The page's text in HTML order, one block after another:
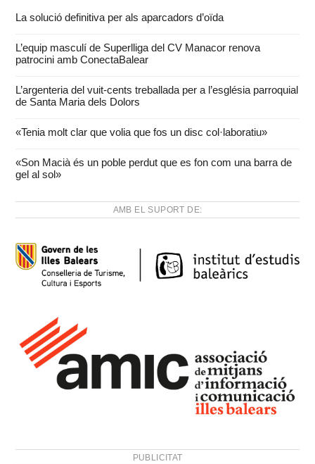
La solució definitiva per als aparcadors d’oïda
L’equip masculí de Superlliga del CV Manacor renova
patrocini amb ConectaBalear
L’argenteria del vuit-cents treballada per a l’església parroquial
de Santa Maria dels Dolors
«Tenia molt clar que volia que fos un disc col·laboratiu»
«Son Macià és un poble perdut que es fon com una barra de
gel al sol»
AMB EL SUPORT DE:
PUBLICITAT